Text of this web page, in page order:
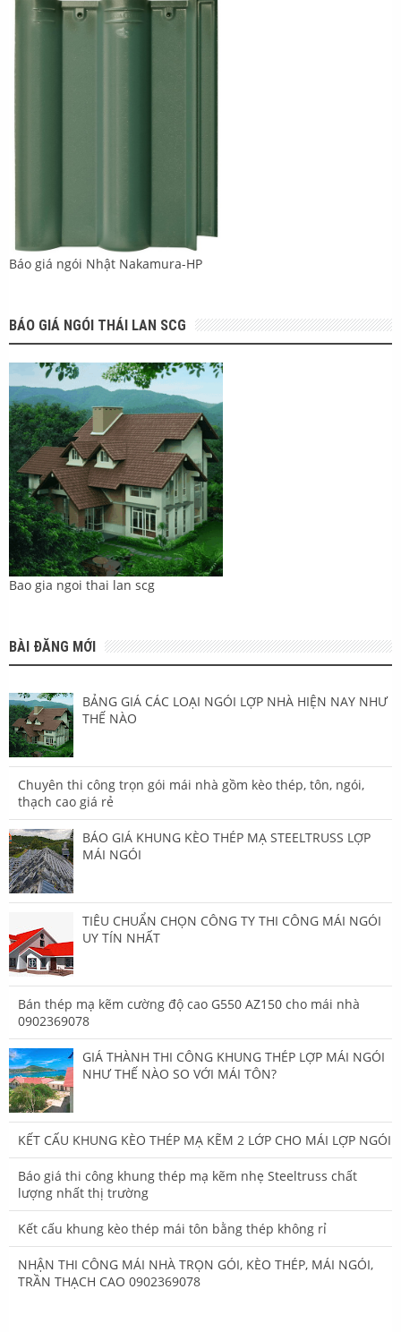
Báo giá ngói Nhật Nakamura-HP
BÁO GIÁ NGÓI THÁI LAN SCG
Bao gia ngoi thai lan scg
BÀI ĐĂNG MỚI
BẢNG GIÁ CÁC LOẠI NGÓI LỢP NHÀ HIỆN NAY NHƯ
THẾ NÀO
Chuyên thi công trọn gói mái nhà gồm kèo thép, tôn, ngói,
thạch cao giá rẻ
BÁO GIÁ KHUNG KÈO THÉP MẠ STEELTRUSS LỢP
MÁI NGÓI
TIÊU CHUẨN CHỌN CÔNG TY THI CÔNG MÁI NGÓI
UY TÍN NHẤT
Bán thép mạ kẽm cường độ cao G550 AZ150 cho mái nhà
0902369078
GIÁ THÀNH THI CÔNG KHUNG THÉP LỢP MÁI NGÓI
NHƯ THẾ NÀO SO VỚI MÁI TÔN?
KẾT CẤU KHUNG KÈO THÉP MẠ KẼM 2 LỚP CHO MÁI LỢP NGÓI
Báo giá thi công khung thép mạ kẽm nhẹ Steeltruss chất
lượng nhất thị trường
Kết cấu khung kèo thép mái tôn bằng thép không rỉ
NHẬN THI CÔNG MÁI NHÀ TRỌN GÓI, KÈO THÉP, MÁI NGÓI,
TRẦN THẠCH CAO 0902369078